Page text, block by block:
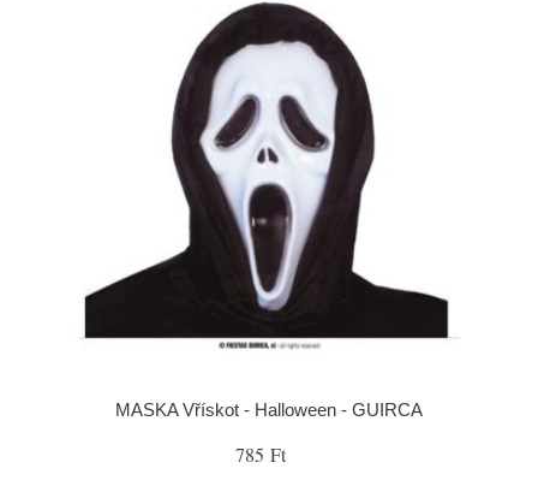
MASKA Vřískot - Halloween - GUIRCA
785 Ft